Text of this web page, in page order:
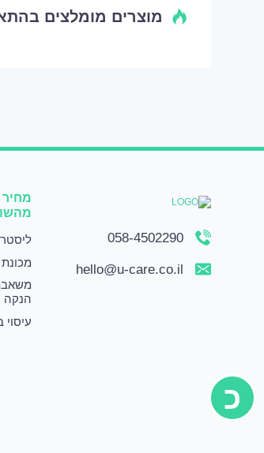
מוצרים מומלצים
058-4502290
hello@u-care.co.il
מחיר
הנקה
עיסוי
כ